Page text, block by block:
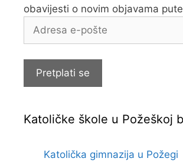
obavijesti o novim objavama
Adresa
Pretplati se
Katoličke škole u Požeškoj
Katolička gimnazija u Požegi